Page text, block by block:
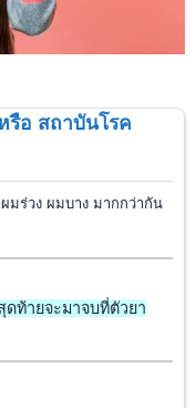
รือ สถาบันโรค
มร่วง ผมบาง มากกว่ากัน
ดท้ายจะมาจบที่ตัวยา